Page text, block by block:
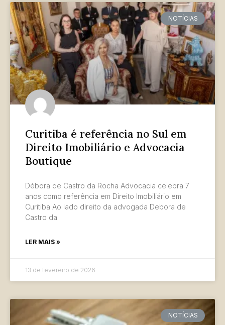
NOTÍCIAS
Curitiba é referência no Sul em
Direito Imobiliário e Advocacia
Boutique
Débora de Castro da Rocha Advocacia celebra 7
anos como referência em Direito Imobiliário em
Curitiba Ao lado direito da advogada Debora de
Castro da
LER MAIS »
13 de fevereiro de 2026
NOTÍCIAS